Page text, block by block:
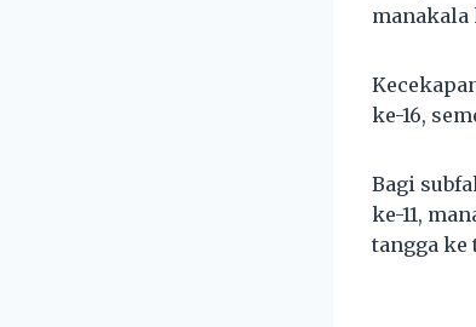
manakala
ke-16,
Bagi
ke-11,
tangga ke